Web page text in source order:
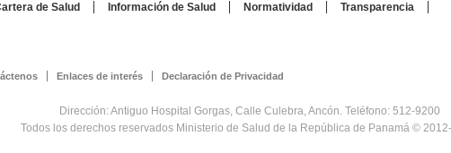
de Salud Información de Salud Normatividad
Transparencia
Enlaces de interés Declaración de Privacidad
Dirección: Antiguo Hospital Gorgas, Calle Culebra, Ancón. Teléfono: 512-9200
Todos los derechos reservados Ministerio de Salud de la República de Panamá ©